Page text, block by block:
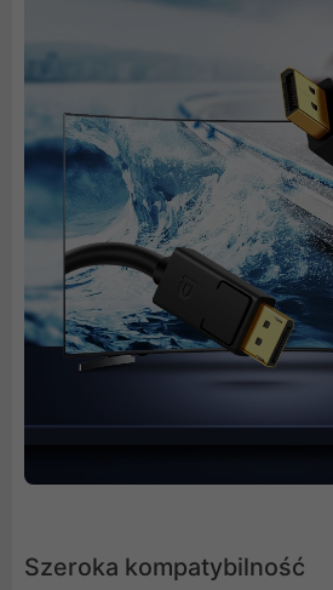
Szeroka kompatybilność